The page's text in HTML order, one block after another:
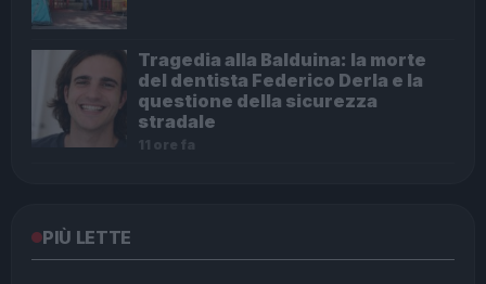
Tragedia alla Balduina: la morte
del dentista Federico Derla e la
questione della sicurezza
stradale
11 ore fa
PIÙ LETTE